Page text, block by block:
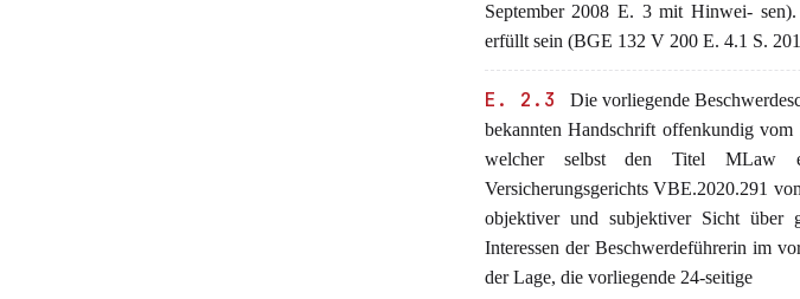
September 2008 E. 3 mit Hinwei- sen).
erfüllt sein (BGE 132 V 200 E. 4.1 S.
E. 2.3
Die vorliegende
bekannten Handschrift offenkundig
welcher selbst den Titel MLaw
Versicherungsgerichts VBE.2020.291
objektiver und subjektiver Sicht über
Interessen der Beschwerdeführerin im
der Lage, die vorliegende 24-seitige